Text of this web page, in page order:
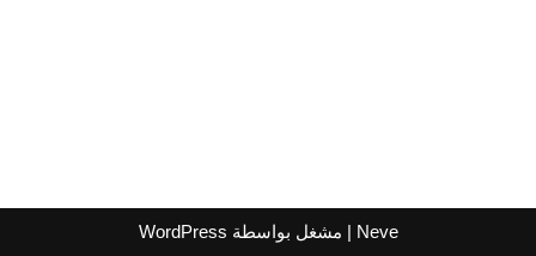
Neve | مشغل بواسطة WordPress
اشترك لتصلك عروض مراكز التسوق